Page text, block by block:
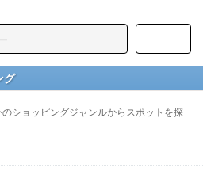
グ
ショッピングジャンルからスポットを探